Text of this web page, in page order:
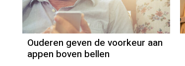
Ouderen geven de voorkeur aan
appen boven bellen